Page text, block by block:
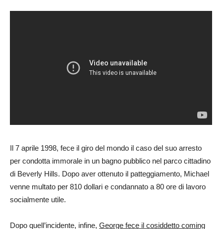
Il 7 aprile 1998, fece il giro del mondo il caso del suo arresto
per condotta immorale in un bagno pubblico nel parco cittadino
di Beverly Hills. Dopo aver ottenuto il patteggiamento, Michael
venne multato per 810 dollari e condannato a 80 ore di lavoro
socialmente utile.
Dopo quell’incidente, infine, George fece il cosiddetto coming